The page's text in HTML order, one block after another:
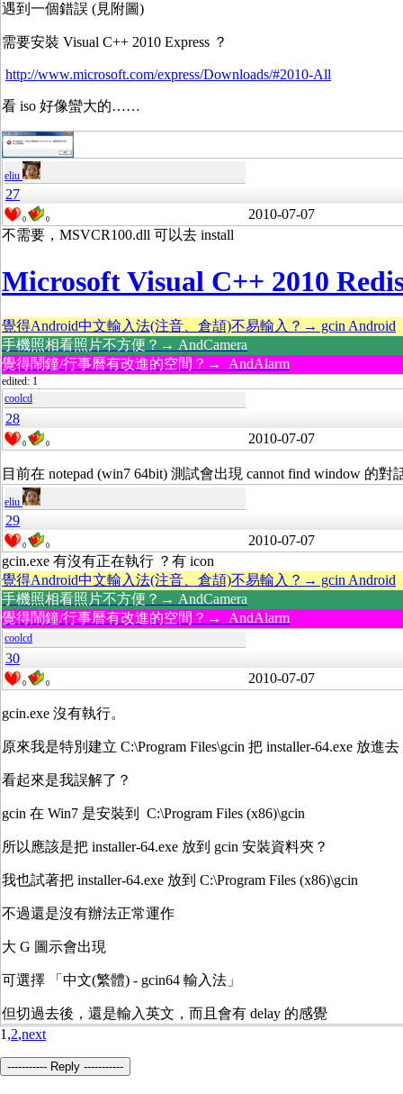
遇到一個錯誤 (見附圖)
需要安裝 Visual C++ 2010 Express ？
http://www.microsoft.com/express/Downloads/#2010-All
看 iso 好像蠻大的……
eliu
27
0 0
2010-07-07
不需要，MSVCR100.dll 可以去 install
Microsoft Visual C++ 2010
覺得Android中文輸入法(注音、倉頡)不易輸入？→ gcin Android
手機照相看照片不方便？→ AndCamera
覺得鬧鐘/行事曆有改進的空間？→ AndAlarm
edited: 1
coolcd
28
0 0 2010-07-07
目前在 notepad (win7 64bit) 測試會出現 cannot find window 的對
eliu
29
0 0
2010-07-07
gcin.exe 有沒有正在執行 ？有 icon
覺得Android中文輸入法(注音、倉頡)不易輸入？→ gcin Android
手機照相看照片不方便？→ AndCamera
覺得鬧鐘/行事曆有改進的空間？→ AndAlarm
coolcd
30
0 0 2010-07-07
gcin.exe 沒有執行。
原來我是特別建立 C:\Program Files\gcin 把 installer-64.exe 放進去
看起來是我誤解了？
gcin 在 Win7 是安裝到 C:\Program Files (x86)\gcin
所以應該是把 installer-64.exe 放到 gcin 安裝資料夾？
我也試著把 installer-64.exe 放到 C:\Program Files (x86)\gcin
不過還是沒有辦法正常運作
大 G 圖示會出現
可選擇 「中文(繁體) - gcin64 輸入法」
但切過去後，還是輸入英文，而且會有 delay 的感覺
1,2,next
----------- Reply -----------